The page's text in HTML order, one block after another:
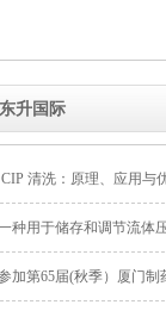
升国际
清洗：原理、应用与
种用于储存和调节流体
加第65届(秋季）厦门制